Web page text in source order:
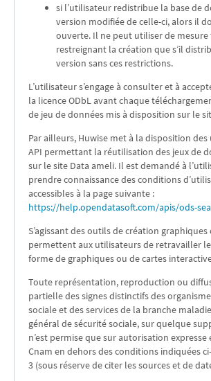
si l’utilisateur redistribue la base de
version modifiée de celle-ci, alors il
ouverte. Il ne peut utiliser de
restreignant la création que s’il
version sans ces restrictions.
L’utilisateur s’engage à consulter et à
la licence ODbL avant chaque
de jeu de données mis à disposition sur le
Par ailleurs, Huwise met à la disposition
API permettant la réutilisation des jeux de
sur le site Data ameli. Il est demandé à
prendre connaissance des conditions
accessibles à la page suivante :
https://help.opendatasoft.com/apis/ods-
S’agissant des outils de création
permettent aux utilisateurs de retravailler
forme de graphiques ou de cartes
Toute représentation, reproduction ou
partielle des signes distinctifs des
sociale et des services de la branche
général de sécurité sociale, sur quelque
n’est permise que sur autorisation
Cnam en dehors des conditions indiquées
3 (sous réserve de citer les sources et de